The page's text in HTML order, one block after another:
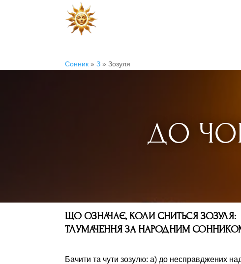
Сонник » З » Зозуля
ДО
ЩО ОЗНАЧАЄ, КОЛИ СНИТЬСЯ ЗОЗУЛЯ:
ТЛУМАЧЕННЯ ЗА НАРОДНИМ
Бачити та чути зозулю: а) до несправджених